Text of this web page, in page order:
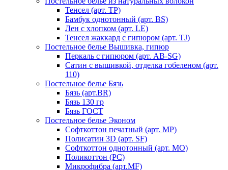
Тенсел (арт. ТР)
Бамбук однотонный (арт. BS)
Лен с хлопком (арт. LE)
Тенсел жаккард с гипюром (арт. TJ)
Постельное белье Вышивка, гипюр
Перкаль с гипюром (арт. AB-SG)
Сатин с вышивкой, отделка гобеленом (арт.
110)
Постельное белье Бязь
Бязь (арт.BR)
Бязь 130 гр
Бязь ГОСТ
Постельное белье Эконом
Софткоттон печатный (арт. MР)
Полисатин 3D (арт. SF)
Софткоттон однотонный (арт. MO)
Поликоттон (PC)
Микрофибра (арт.MF)